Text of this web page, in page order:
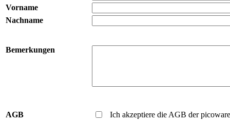
Vorname
Nachname
Bemerkungen
AGB Ich akzeptiere die AGB der